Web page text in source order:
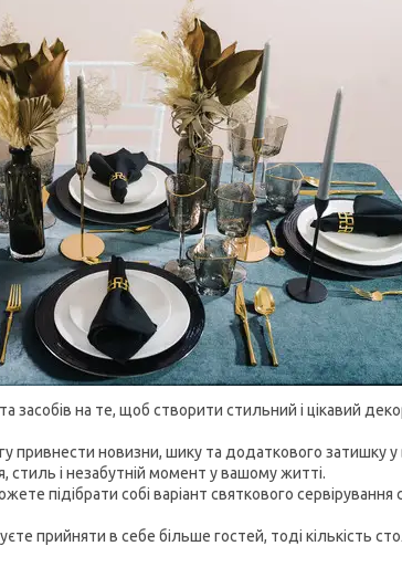
на те, щоб створити стильний і цікавий
привнести новизни, шику та додаткового затишку
стиль і незабутній момент у вашому житті.
підібрати собі варіант святкового сервірування
прийняти в себе більше гостей, тоді кількість